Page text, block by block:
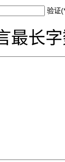
验证
最长